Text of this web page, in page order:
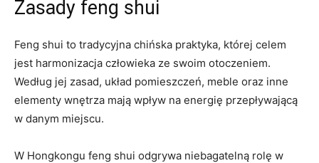
Zasady feng shui
Feng shui⁤ to tradycyjna chińska praktyka, której celem
jest ⁣harmonizacja człowieka ze swoim otoczeniem.⁣
Według jej zasad, układ pomieszczeń, meble oraz inne
elementy wnętrza mają ‍wpływ ‌na energię ⁢przepływającą
w danym miejscu.
W Hongkongu feng shui ⁢odgrywa niebagatelną rolę w​